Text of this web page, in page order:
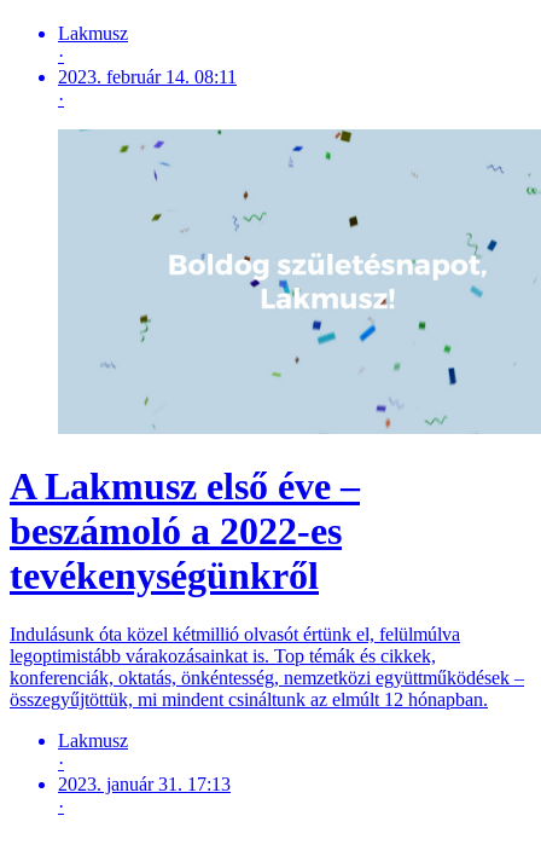
Lakmusz
·
2023. február 14. 08:11
·
A Lakmusz első éve –
beszámoló a 2022-es
tevékenységünkről
Indulásunk óta közel kétmillió olvasót értünk el, felülmúlva
legoptimistább várakozásainkat is. Top témák és cikkek,
konferenciák, oktatás, önkéntesség, nemzetközi együttműködések –
összegyűjtöttük, mi mindent csináltunk az elmúlt 12 hónapban.
Lakmusz
·
2023. január 31. 17:13
·